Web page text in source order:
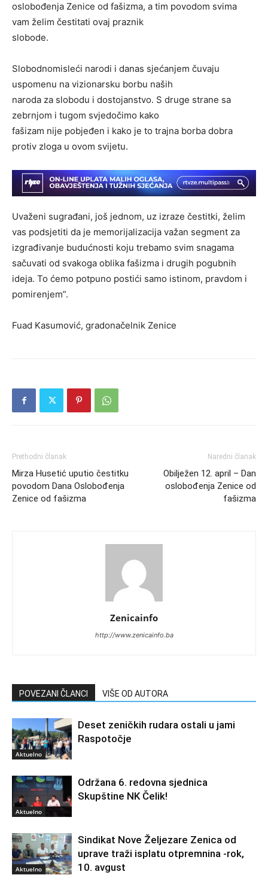
oslobođenja Zenice od fašizma, a tim povodom svima
vam želim čestitati ovaj praznik
slobode.
Slobodnomisleći narodi i danas sjećanjem čuvaju
uspomenu na vizionarsku borbu naših
naroda za slobodu i dostojanstvo. S druge strane sa
zebrnjom i tugom svjedočimo kako
fašizam nije pobjeđen i kako je to trajna borba dobra
protiv zloga u ovom svijetu.
Uvaženi sugrađani, još jednom, uz izraze čestitki, želim
vas podsjetiti da je memorijalizacija važan segment za
izgrađivanje budućnosti koju trebamo svim snagama
sačuvati od svakoga oblika fašizma i drugih pogubnih
ideja. To ćemo potpuno postići samo istinom, pravdom i
pomirenjem”.
Fuad Kasumović, gradonačelnik Zenice
Prethodni članak
Mirza Husetić uputio čestitku
povodom Dana Oslobođenja
Zenice od fašizma
Naredni članak
Obilježen 12. april – Dan
oslobođenja Zenice od
fašizma
Zenicainfo
http://www.zenicainfo.ba
POVEZANI ČLANCI VIŠE OD AUTORA
Aktuelno
Deset zeničkih rudara ostali u jami
Raspotočje
Aktuelno
Održana 6. redovna sjednica
Skupštine NK Čelik!
Aktuelno
Sindikat Nove Željezare Zenica od
uprave traži isplatu otpremnina -rok,
10. avgust